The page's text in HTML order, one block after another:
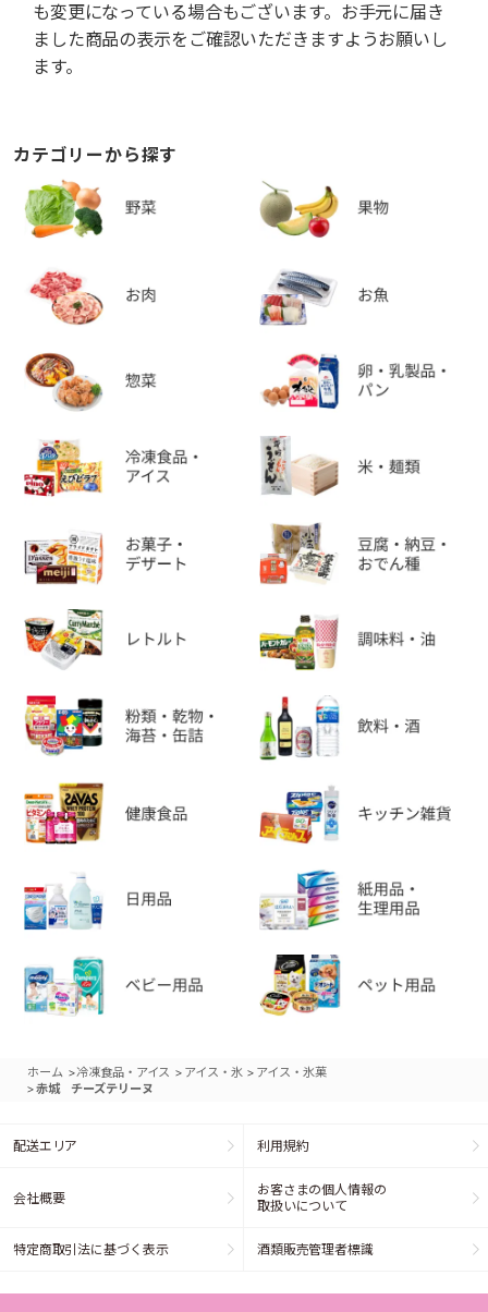
も変更になっている場合もございます。お手元に届き
ました商品の表示をご確認いただきますようお願いし
ます。
カテゴリーから探す
ホーム >冷凍食品・アイス > アイス・氷 > アイス・氷菓
>赤城 チーズテリーヌ
配送エリア 利用規約
会社概要
お客さまの個人情報の
取扱いについて
特定商取引法に基づく表示 酒類販売管理者標識